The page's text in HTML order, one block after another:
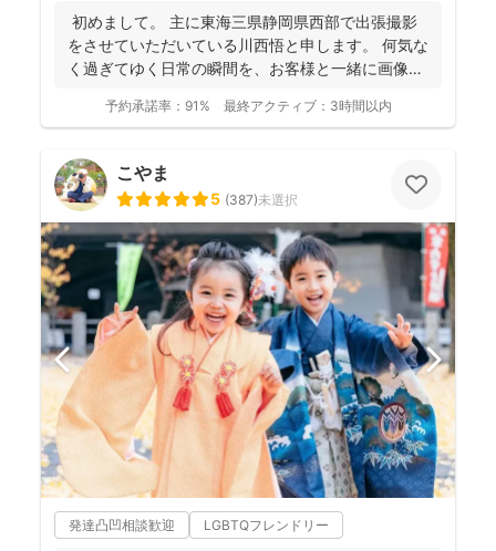
初めまして。 主に東海三県静岡県西部で出張撮影
をさせていただいている川西悟と申します。 何気な
く過ぎてゆく日常の瞬間を、お客様と一緒に画像と
予約承諾率： 91% 最終アクティブ： 3時間以内
こやま
5 (387)未選択
発達凸凹相談歓迎 LGBTQフレンドリー